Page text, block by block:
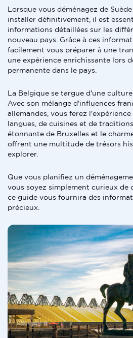
Lorsque vous déménagez de
installer définitivement, il est
informations détaillées sur les
nouveau pays. Grâce à ces
facilement vous préparer à une
une expérience enrichissante lors
permanente dans le pays.
La Belgique se targue d'une
Avec son mélange d'influences
allemandes, vous ferez
langues, de cuisines et de
étonnante de Bruxelles et le
offrent une multitude de trésors
explorer.
Que vous planifiez un
vous soyez simplement curieux de
ce guide vous fournira des
précieux.